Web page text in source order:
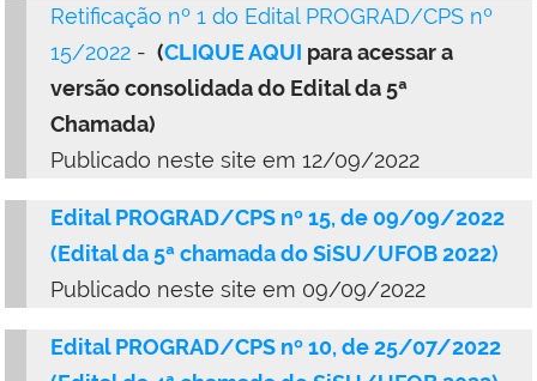
Retificação nº 1 do Edital PROGRAD/CPS nº
15/2022 - (CLIQUE AQUI para acessar a
versão consolidada do Edital da 5ª
Chamada)
Publicado neste site em 12/09/2022
Edital PROGRAD/CPS nº 15, de 09/09/2022
(Edital da 5ª chamada do SiSU/UFOB 2022)
Publicado neste site em 09/09/2022
Edital PROGRAD/CPS nº 10, de 25/07/2022